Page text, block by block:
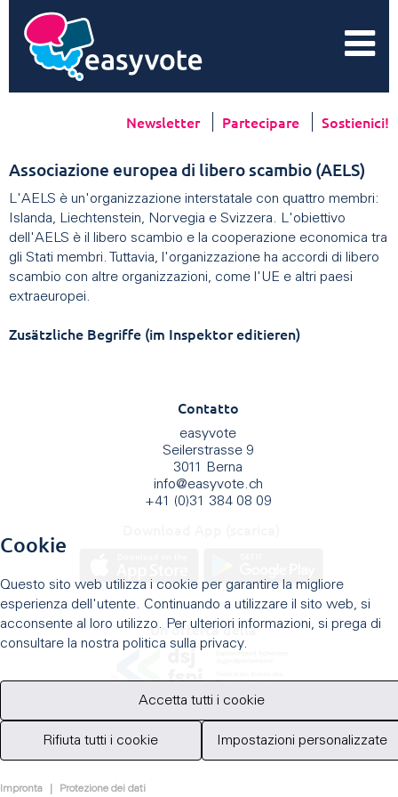
Newsletter Partecipare Sostienici!
Associazione europea di libero scambio (AELS)
L'AELS è un'organizzazione interstatale con quattro membri:
Islanda, Liechtenstein, Norvegia e Svizzera. L'obiettivo
dell'AELS è il libero scambio e la cooperazione economica tra
gli Stati membri. Tuttavia, l'organizzazione ha accordi di libero
scambio con altre organizzazioni, come l'UE e altri paesi
extraeuropei.
Zusätzliche Begriffe (im Inspektor editieren)
Contatto
easyvote
Seilerstrasse 9
3011 Berna
info@easyvote.ch
+41 (0)31 384 08 09
Un'offerta della
Cookie
Questo sito web utilizza i cookie per garantire la migliore
esperienza dell'utente. Continuando a utilizzare il sito web, si
acconsente al loro utilizzo. Per ulteriori informazioni, si prega di
consultare la nostra politica sulla privacy.
Accetta tutti i cookie
Rifiuta tutti i cookie Impostazioni personalizzate
Impronta Protezione dei dati